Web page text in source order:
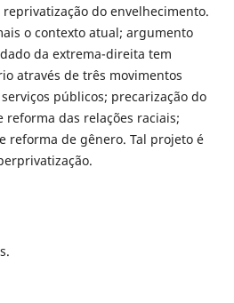
do envelhecimento.
o contexto atual; argumento
da extrema-direita tem
através de três movimentos
públicos; precarização do
das relações raciais;
reforma de gênero. Tal projeto é